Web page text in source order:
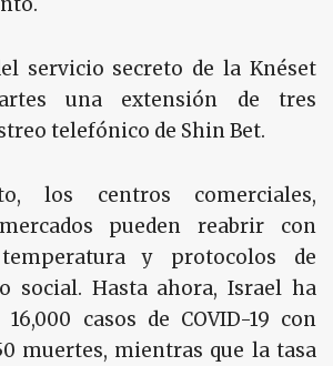
servicio secreto de la Knéset
una extensión de tres
telefónico de Shin Bet.
los centros comerciales,
pueden reabrir con
y protocolos de
social. Hasta ahora, Israel ha
casos de COVID-19 con
muertes, mientras que la tasa